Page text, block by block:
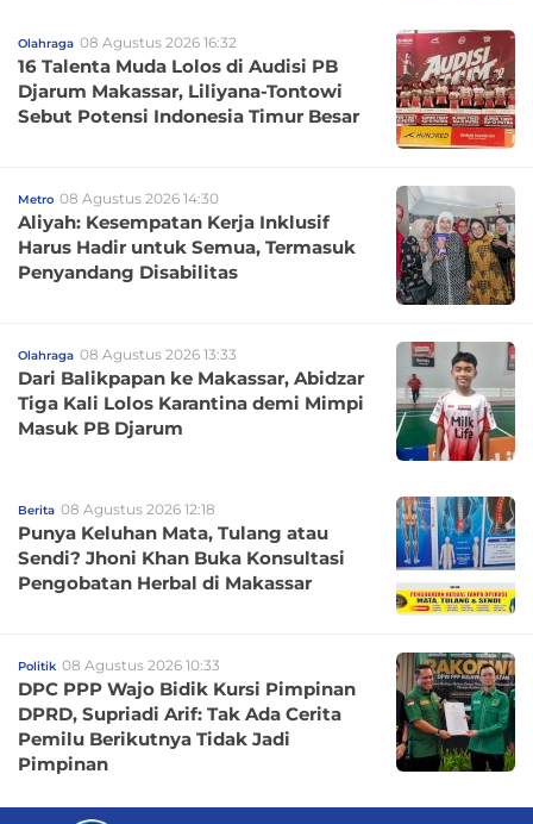
Olahraga 08 Agustus 2026 16:32
16 Talenta Muda Lolos di Audisi PB
Djarum Makassar, Liliyana-Tontowi
Sebut Potensi Indonesia Timur Besar
Metro 08 Agustus 2026 14:30
Aliyah: Kesempatan Kerja Inklusif
Harus Hadir untuk Semua, Termasuk
Penyandang Disabilitas
Olahraga 08 Agustus 2026 13:33
Dari Balikpapan ke Makassar, Abidzar
Tiga Kali Lolos Karantina demi Mimpi
Masuk PB Djarum
Berita 08 Agustus 2026 12:18
Punya Keluhan Mata, Tulang atau
Sendi? Jhoni Khan Buka Konsultasi
Pengobatan Herbal di Makassar
Politik 08 Agustus 2026 10:33
DPC PPP Wajo Bidik Kursi Pimpinan
DPRD, Supriadi Arif: Tak Ada Cerita
Pemilu Berikutnya Tidak Jadi
Pimpinan